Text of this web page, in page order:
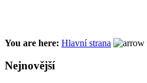
You are here: Hlavní strana
Nejnovější